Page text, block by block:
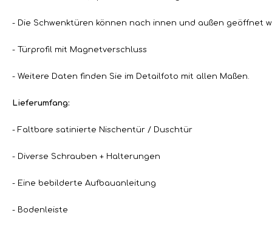
- Die Schwenktüren können nach innen und außen geöffnet
- Türprofil mit Magnetverschluss
- Weitere Daten finden Sie im Detailfoto mit allen Maßen.
Lieferumfang:
- Faltbare satinierte Nischentür / Duschtür
- Diverse Schrauben + Halterungen
- Eine bebilderte Aufbauanleitung
- Bodenleiste